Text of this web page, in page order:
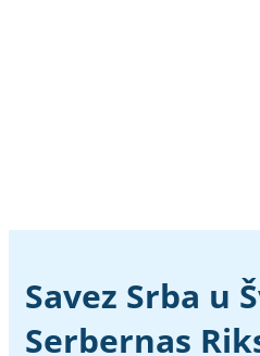
Savez Srba u
Serbernas